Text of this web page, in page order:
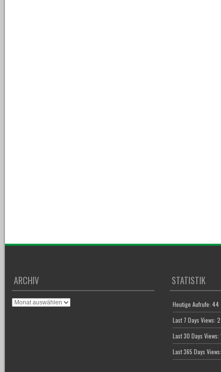
ARCHIV
Archiv
STATISTIK
Heutige Aufrufe:44
Last 7 Days Views:
Last 30 Days Views:
Last 365 Days